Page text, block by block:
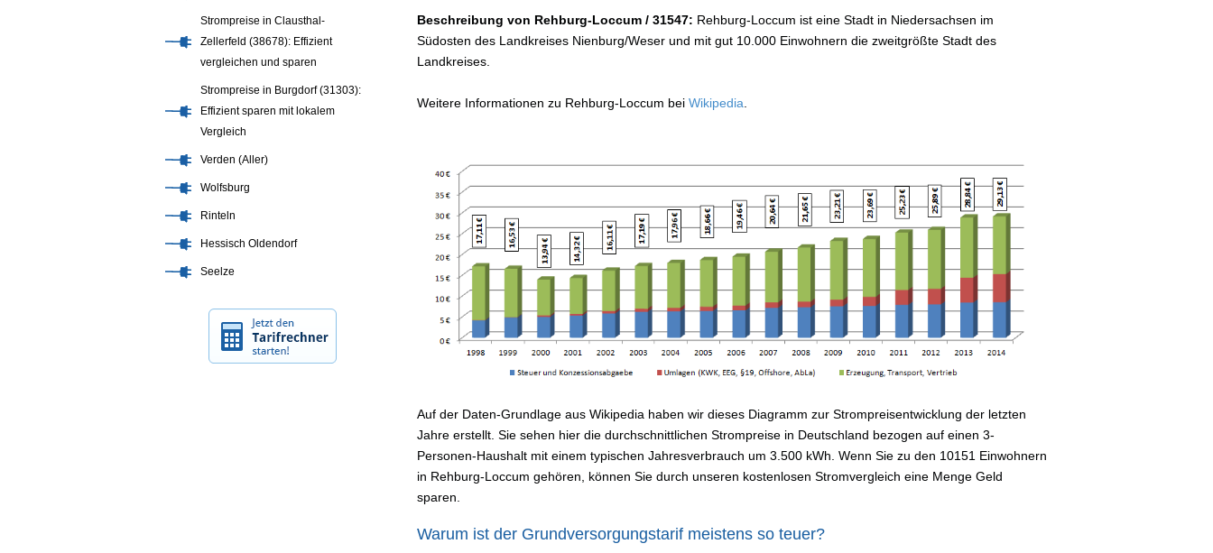
Beschreibung von Rehburg-Loccum / 31547: Rehburg-Loccum ist eine Stadt in Niedersachsen im
Südosten des Landkreises Nienburg/Weser und mit gut 10.000 Einwohnern die zweitgrößte Stadt des
Landkreises.
Weitere Informationen zu Rehburg-Loccum bei Wikipedia
Auf der Daten-Grundlage aus Wikipedia haben wir dieses Diagramm zur Strompreisentwicklung der letzten
Jahre erstellt. Sie sehen hier die durchschnittlichen Strompreise in Deutschland bezogen auf einen 3-
Personen-Haushalt mit einem typischen Jahresverbrauch um 3.500 kWh. Wenn Sie zu den 10151 Einwohnern
in Rehburg-Loccum gehören, können Sie durch unseren kostenlosen Stromvergleich eine Menge Geld
sparen.
Warum ist der Grundversorgungstarif meistens so teuer?
Strompreise in Clausthal-
Zellerfeld (38678): Effizient
vergleichen und sparen
Strompreise in Burgdorf (31303):
Effizient sparen mit lokalem
Vergleich
Verden (Aller)
Wolfsburg
Rinteln
Hessisch Oldendorf
Seelze